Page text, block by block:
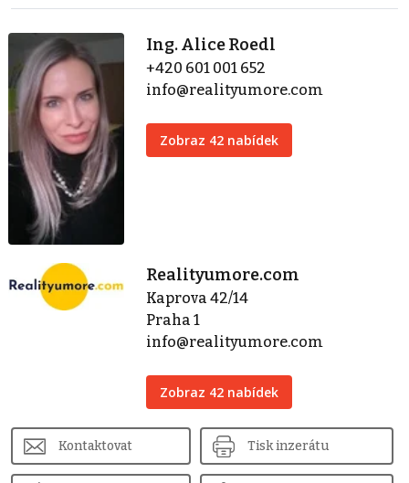
Ing. Alice Roedl
+420 601 001 652
info@realityumore.com
Zobraz 42 nabídek
Realityumore.com
Kaprova 42/14
Praha 1
info@realityumore.com
Zobraz 42 nabídek
Kontaktovat Tisk inzerátu